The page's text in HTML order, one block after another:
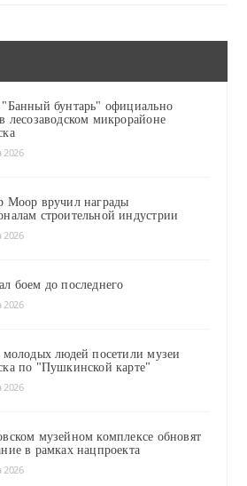
бунтарь" официально
лесозаводском микрорайоне
2026
Моор вручил награды
строительной индустрии
2026
боем до последнего
2026
молодых людей посетили музеи
по "Пушкинской карте"
2026
музейном комплексе обновят
в рамках нацпроекта
2026